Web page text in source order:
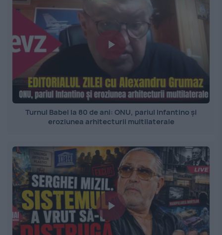
Turnul Babel la 80 de ani: ONU, pariul Infantino și
eroziunea arhitecturii multilaterale